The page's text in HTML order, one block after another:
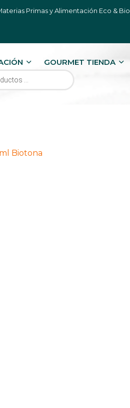
Primas y Alimentación Eco & Bio.
GOURMET TIENDA